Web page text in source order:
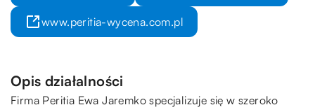
www.peritia-wycena.com.pl
Opis działalności
Firma Peritia Ewa Jaremko specjalizuje się w szeroko